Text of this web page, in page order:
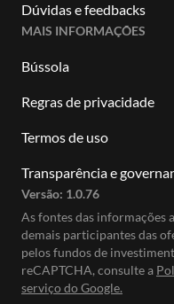
Dúvidas e feedbacks
MAIS INFORMAÇÕES
Bússola
Regras de privacidade
Termos de uso
Transparência e
Versão: 1.0.76
As fontes das informações
demais participantes das
pelos fundos de
reCAPTCHA, consulte a
serviço do Google.